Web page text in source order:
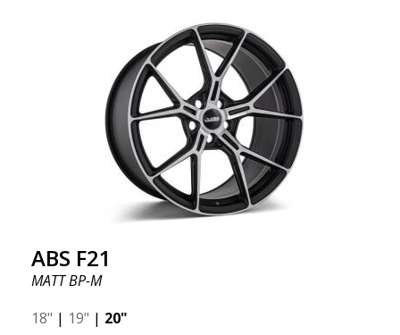
ABS F21
MATT BP-M
18" | 19" | 20"